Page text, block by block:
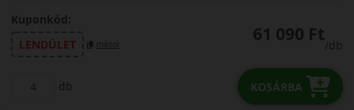
Kuponkód:
LENDÜLET
másol 61 090 Ft
/db
db KOSÁRBA